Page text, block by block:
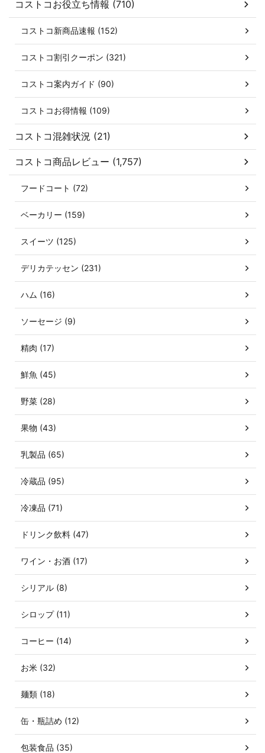
コストコお役立ち情報 (710)
コストコ新商品速報 (152)
コストコ割引クーポン (321)
コストコ案内ガイド (90)
コストコお得情報 (109)
コストコ混雑状況 (21)
コストコ商品レビュー (1,757)
フードコート (72)
ベーカリー (159)
スイーツ (125)
デリカテッセン (231)
ハム (16)
ソーセージ (9)
精肉 (17)
鮮魚 (45)
野菜 (28)
果物 (43)
乳製品 (65)
冷蔵品 (95)
冷凍品 (71)
ドリンク飲料 (47)
ワイン・お酒 (17)
シリアル (8)
シロップ (11)
コーヒー (14)
お米 (32)
麺類 (18)
缶・瓶詰め (12)
包装食品 (35)